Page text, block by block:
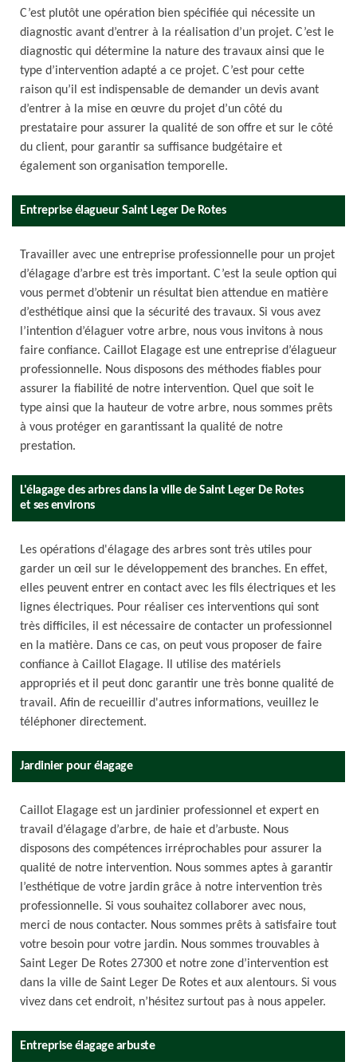
C’est plutôt une opération bien spécifiée qui nécessite un
diagnostic avant d’entrer à la réalisation d’un projet. C’est le
diagnostic qui détermine la nature des travaux ainsi que le
type d’intervention adapté a ce projet. C’est pour cette
raison qu’il est indispensable de demander un devis avant
d’entrer à la mise en œuvre du projet d’un côté du
prestataire pour assurer la qualité de son offre et sur le côté
du client, pour garantir sa suffisance budgétaire et
également son organisation temporelle.
Entreprise élagueur Saint Leger De Rotes
Travailler avec une entreprise professionnelle pour un projet
d’élagage d’arbre est très important. C’est la seule option qui
vous permet d’obtenir un résultat bien attendue en matière
d’esthétique ainsi que la sécurité des travaux. Si vous avez
l’intention d’élaguer votre arbre, nous vous invitons à nous
faire confiance. Caillot Elagage est une entreprise d’élagueur
professionnelle. Nous disposons des méthodes fiables pour
assurer la fiabilité de notre intervention. Quel que soit le
type ainsi que la hauteur de votre arbre, nous sommes prêts
à vous protéger en garantissant la qualité de notre
prestation.
L'élagage des arbres dans la ville de Saint Leger De Rotes
et ses environs
Les opérations d'élagage des arbres sont très utiles pour
garder un œil sur le développement des branches. En effet,
elles peuvent entrer en contact avec les fils électriques et les
lignes électriques. Pour réaliser ces interventions qui sont
très difficiles, il est nécessaire de contacter un professionnel
en la matière. Dans ce cas, on peut vous proposer de faire
confiance à Caillot Elagage. Il utilise des matériels
appropriés et il peut donc garantir une très bonne qualité de
travail. Afin de recueillir d'autres informations, veuillez le
téléphoner directement.
Jardinier pour élagage
Caillot Elagage est un jardinier professionnel et expert en
travail d’élagage d’arbre, de haie et d’arbuste. Nous
disposons des compétences irréprochables pour assurer la
qualité de notre intervention. Nous sommes aptes à garantir
l’esthétique de votre jardin grâce à notre intervention très
professionnelle. Si vous souhaitez collaborer avec nous,
merci de nous contacter. Nous sommes prêts à satisfaire tout
votre besoin pour votre jardin. Nous sommes trouvables à
Saint Leger De Rotes 27300 et notre zone d’intervention est
dans la ville de Saint Leger De Rotes et aux alentours. Si vous
vivez dans cet endroit, n’hésitez surtout pas à nous appeler.
Entreprise élagage arbuste